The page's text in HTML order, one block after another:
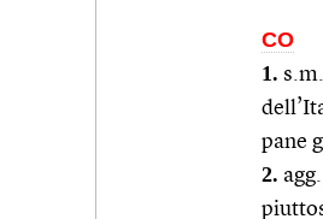
CO
1.
pane
2.